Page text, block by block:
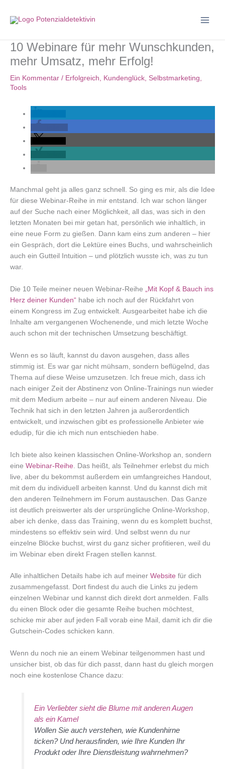
Inhalt
10 Webinare für mehr Wunschkunden,
mehr Umsatz, mehr Erfolg!
Ein Kommentar / Erfolgreich, Kundenglück, Selbstmarketing,
Tools
Manchmal geht ja alles ganz schnell. So ging es mir, als die Idee
für diese Webinar-Reihe in mir entstand. Ich war schon länger
auf der Suche nach einer Möglichkeit, all das, was sich in den
letzten Monaten bei mir getan hat, persönlich wie inhaltlich, in
eine neue Form zu gießen. Dann kam eins zum anderen – hier
ein Gespräch, dort die Lektüre eines Buchs, und wahrscheinlich
auch ein Gutteil Intuition – und plötzlich wusste ich, was zu tun
war.
Die 10 Teile meiner neuen Webinar-Reihe
„Mit Kopf & Bauch ins
Herz deiner Kunden“ habe ich noch auf der Rückfahrt von
einem Kongress im Zug entwickelt. Ausgearbeitet habe ich die
Inhalte am vergangenen Wochenende, und mich letzte Woche
auch schon mit der technischen Umsetzung beschäftigt.
Wenn es so läuft, kannst du davon ausgehen, dass alles
stimmig ist. Es war gar nicht mühsam, sondern beflügelnd, das
Thema auf diese Weise umzusetzen. Ich freue mich, dass ich
nach einiger Zeit der Abstinenz von Online-Trainings nun wieder
mit dem Medium arbeite – nur auf einem anderen Niveau. Die
Technik hat sich in den letzten Jahren ja außerordentlich
entwickelt, und inzwischen gibt es professionelle Anbieter wie
edudip, für die ich mich nun entschieden habe.
Ich biete also keinen klassischen Online-Workshop an, sondern
eine Webinar-Reihe . Das heißt, als Teilnehmer erlebst du mich
live, aber du bekommst außerdem ein umfangreiches Handout,
mit dem du individuell arbeiten kannst. Und du kannst dich mit
den anderen Teilnehmern im Forum austauschen. Das Ganze
ist deutlich preiswerter als der ursprüngliche Online-Workshop,
aber ich denke, dass das Training, wenn du es komplett buchst,
mindestens so effektiv sein wird. Und selbst wenn du nur
einzelne Blöcke buchst, wirst du ganz sicher profitieren, weil du
im Webinar eben direkt Fragen stellen kannst.
Alle inhaltlichen Details habe ich auf meiner Website für dich
zusammengefasst. Dort findest du auch die Links zu jedem
einzelnen Webinar und kannst dich direkt dort anmelden. Falls
du einen Block oder die gesamte Reihe buchen möchtest,
schicke mir aber auf jeden Fall vorab eine Mail, damit ich dir die
Gutschein-Codes schicken kann.
Wenn du noch nie an einem Webinar teilgenommen hast und
unsicher bist, ob das für dich passt, dann hast du gleich morgen
noch eine kostenlose Chance dazu:
Ein Verliebter sieht die Blume mit anderen Augen
als ein Kamel
Wollen Sie auch verstehen, wie Kundenhirne
ticken? Und herausfinden, wie Ihre Kunden Ihr
Produkt oder Ihre Dienstleistung wahrnehmen?